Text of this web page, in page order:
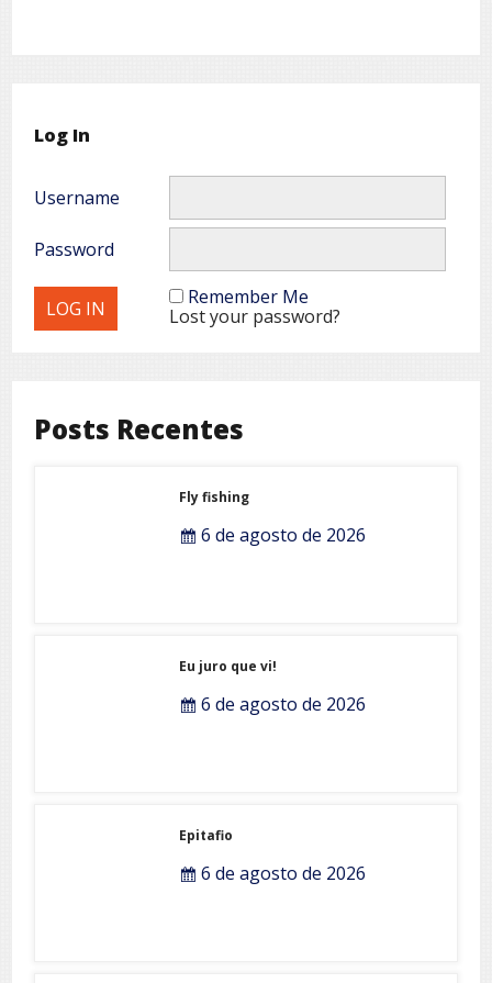
Log In
Username
Password
Remember Me
Lost your password?
Posts Recentes
Fly fishing
6 de agosto de 2026
Eu juro que vi!
6 de agosto de 2026
Epitafio
6 de agosto de 2026